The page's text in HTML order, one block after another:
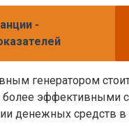
-
генератором
более эффективными
денежных средств в